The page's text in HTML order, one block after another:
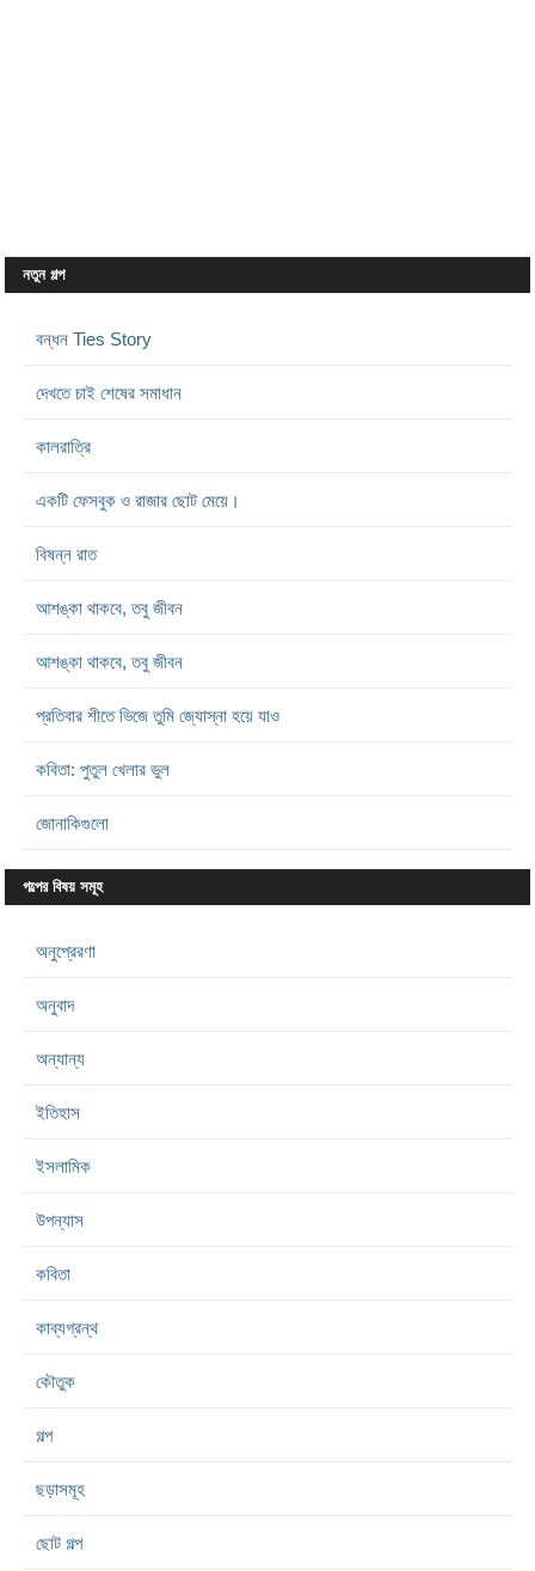
নতুন গল্প
বন্ধন Ties Story
দেখতে চাই শেষের সমাধান
কালরাত্রি
একটি ফেসবুক ও রাজার ছোট মেয়ে।
বিষন্ন রাত
আশঙ্কা থাকবে, তবু জীবন
আশঙ্কা থাকবে, তবু জীবন
প্রতিবার শীতে ভিজে তুমি জ্যোস্না হয়ে যাও
কবিতা: পুতুল খেলার ভুল
জোনাকিগুলো
গল্পের বিষয় সমূহ
অনুপ্রেরণা
অনুবাদ
অন্যান্য
ইতিহাস
ইসলামিক
উপন্যাস
কবিতা
কাব্যগ্রন্থ
কৌতুক
গল্প
ছড়াসমূহ
ছোট গল্প